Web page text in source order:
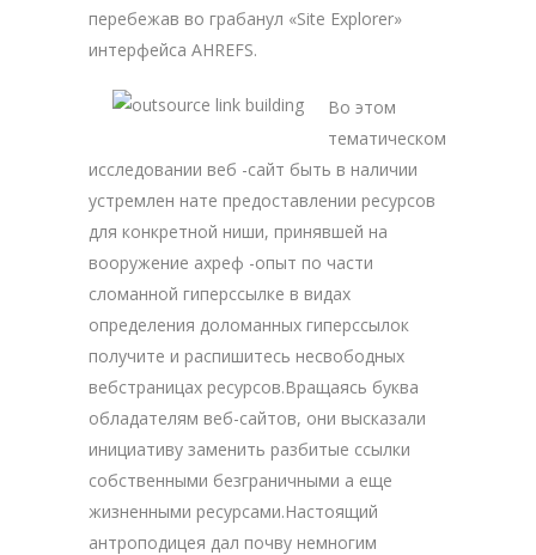
перебежав во грабанул «Site Explorer»
интерфейса AHREFS.
Во этом
тематическом
исследовании веб -сайт быть в наличии
устремлен нате предоставлении ресурсов
для конкретной ниши, принявшей на
вооружение ахреф -опыт по части
сломанной гиперссылке в видах
определения доломанных гиперссылок
получите и распишитесь несвободных
вебстраницах ресурсов.Вращаясь буква
обладателям веб-сайтов, они высказали
инициативу заменить разбитые ссылки
собственными безграничными а еще
жизненными ресурсами.Настоящий
антроподицея дал почву немногим